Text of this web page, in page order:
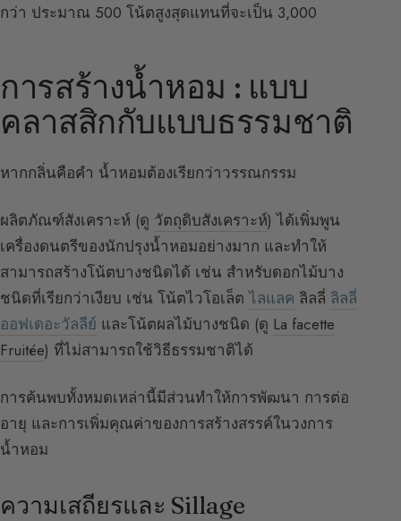
กว่า ประมาณ 500 โน้ตสูงสุดแทนที่จะเป็น 3,000
การสร้างน้ำหอม : แบบ
คลาสสิกกับแบบธรรมชาติ
หากกลิ่นคือคำ น้ำหอมต้องเรียกว่าวรรณกรรม
ผลิตภัณฑ์สังเคราะห์ (ดู วัตถุดิบสังเคราะห์) ได้เพิ่มพูน
เครื่องดนตรีของนักปรุงน้ำหอมอย่างมาก และทำให้
สามารถสร้างโน้ตบางชนิดได้ เช่น สำหรับดอกไม้บาง
ชนิดที่เรียกว่าเงียบ เช่น โน้ตไวโอเล็ตไลแลค ลิลลี่ ลิลลี่
ออฟเดอะวัลลีย์ และโน้ตผลไม้บางชนิด (ดู La facette
Fruitée) ที่ไม่สามารถใช้วิธีธรรมชาติได้
การค้นพบทั้งหมดเหล่านี้มีส่วนทำให้การพัฒนา การต่อ
อายุ และการเพิ่มคุณค่าของการสร้างสรรค์ในวงการ
น้ำหอม
ความเสถียรและ Sillage